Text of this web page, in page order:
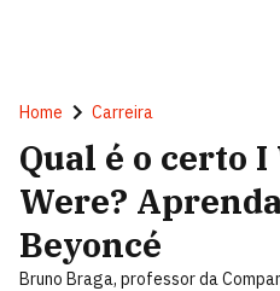
Home Carreira
Qual é o certo I
Were?
Beyoncé
Bruno Braga, professor da